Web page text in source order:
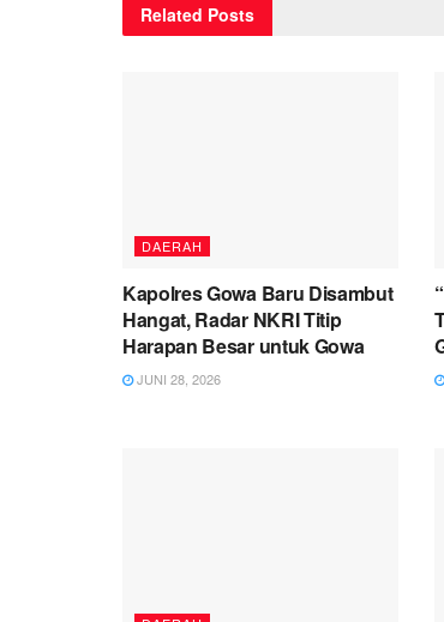
Related Posts
DAERAH
Kapolres Gowa Baru Disambut
Hangat, Radar NKRI Titip
Harapan Besar untuk Gowa
JUNI 28, 2026